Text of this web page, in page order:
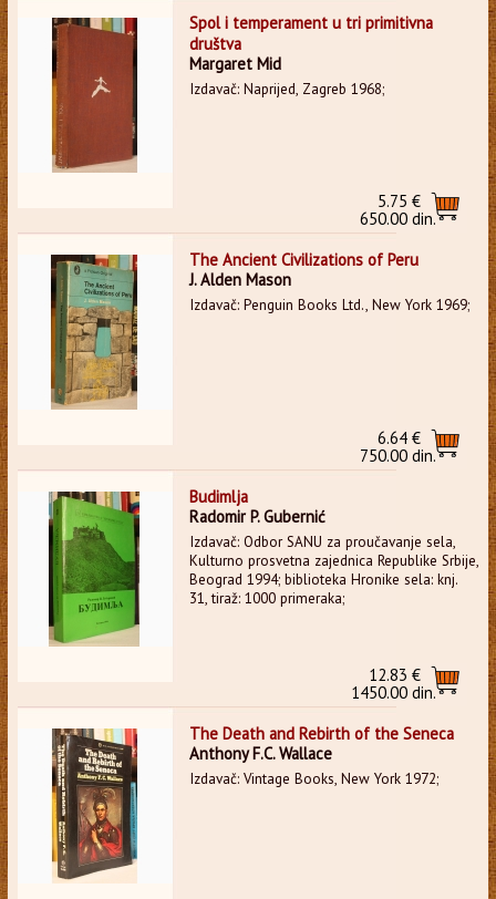
Spol i temperament u tri primitivna
društva
Margaret Mid
Izdavač: Naprijed, Zagreb 1968;
5.75 €
650.00 din.
The Ancient Civilizations of Peru
J. Alden Mason
Izdavač: Penguin Books Ltd., New York 1969;
6.64 €
750.00 din.
Budimlja
Radomir P. Gubernić
Izdavač: Odbor SANU za proučavanje sela,
Kulturno prosvetna zajednica Republike Srbije,
Beograd 1994; biblioteka Hronike sela: knj.
31, tiraž: 1000 primeraka;
12.83 €
1450.00 din.
The Death and Rebirth of the Seneca
Anthony F.C. Wallace
Izdavač: Vintage Books, New York 1972;